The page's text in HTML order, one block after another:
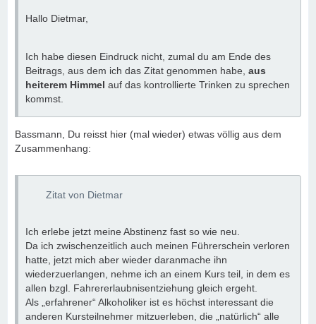
Hallo Dietmar,
Ich habe diesen Eindruck nicht, zumal du am Ende des
Beitrags, aus dem ich das Zitat genommen habe, aus
heiterem Himmel auf das kontrollierte Trinken zu sprechen
kommst.
Bassmann, Du reisst hier (mal wieder) etwas völlig aus dem
Zusammenhang:
Zitat von Dietmar
Ich erlebe jetzt meine Abstinenz fast so wie neu.
Da ich zwischenzeitlich auch meinen Führerschein verloren
hatte, jetzt mich aber wieder daranmache ihn
wiederzuerlangen, nehme ich an einem Kurs teil, in dem es
allen bzgl. Fahrererlaubnisentziehung gleich ergeht.
Als „erfahrener“ Alkoholiker ist es höchst interessant die
anderen Kursteilnehmer mitzuerleben, die „natürlich“ alle